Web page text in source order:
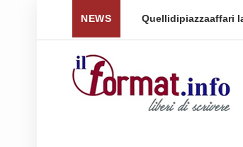
NEWS
per tornare a ... Quellidipiazzaaffari